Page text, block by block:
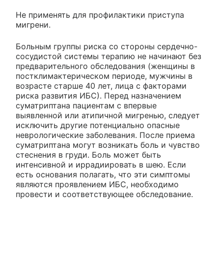
Не применять для профилактики приступа
мигрени.
Больным группы риска со стороны сердечно-
сосудистой системы терапию не начинают без
предварительного обследования (женщины в
постклимактерическом периоде, мужчины в
возрасте старше 40 лет, лица с факторами
риска развития ИБС). Перед назначением
суматриптана пациентам с впервые
выявленной или атипичной мигренью, следует
исключить другие потенциально опасные
неврологические заболевания. После приема
суматриптана могут возникать боль и чувство
стеснения в груди. Боль может быть
интенсивной и иррадиировать в шею. Если
есть основания полагать, что эти симптомы
являются проявлением ИБС, необходимо
провести и соответствующее обследование.